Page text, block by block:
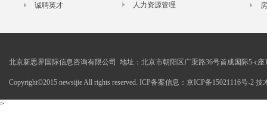
诚聘英才 人力资源管理
北京新思界国际信息咨询有限公司 地址：北京市朝阳区广渠路36号首成国际5-c座
Copyright©2015 newsijie All rights reserved. ICP备案信息：京ICP备15021116号-2 技
>